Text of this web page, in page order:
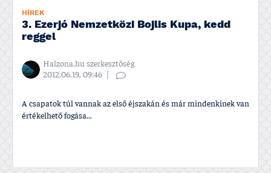
HÍREK
3. Ezerjó Nemzetközi Bojlis Kupa, kedd
reggel
Halzona.hu szerkesztőség
2012.06.19, 09:46
A csapatok túl vannak az első éjszakán és már mindenkinek van
értékelhető fogása...